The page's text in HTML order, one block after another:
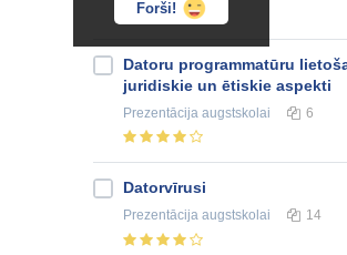
Forši!
Datoru programmatūru
juridiskie un ētiskie aspekti
Prezentācija augstskolai 6
Datorvīrusi
Prezentācija augstskolai 14